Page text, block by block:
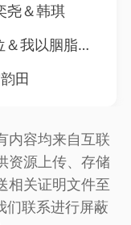
尧＆韩琪
（79集）常丹丹
田
内容均来自互联
资源上传、存储
相关证明文件至
们联系进行屏蔽